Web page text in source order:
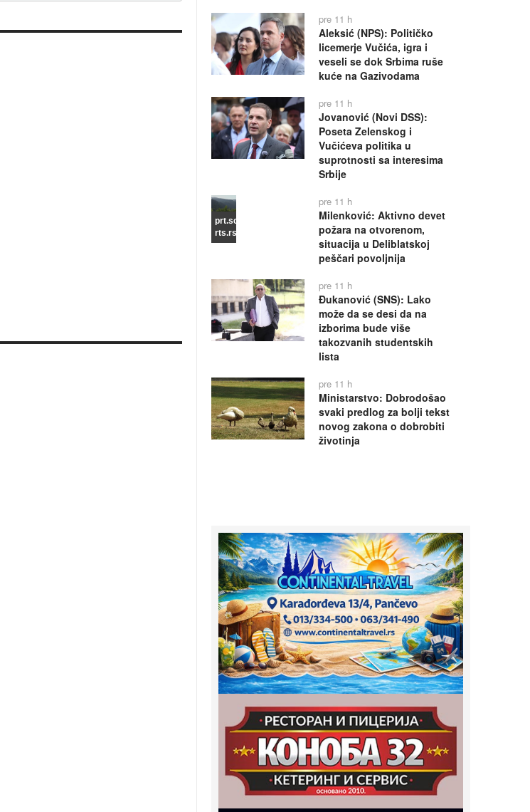
pre 11 h
Aleksić (NPS): Političko
licemerje Vučića, igra i
veseli se dok Srbima ruše
kuće na Gazivodama
pre 11 h
Jovanović (Novi DSS):
Poseta Zelenskog i
Vučićeva politika u
suprotnosti sa interesima
Srbije
prt.scr
rts.rs
pre 11 h
Milenković: Aktivno devet
požara na otvorenom,
situacija u Deliblatskoj
peščari povoljnija
pre 11 h
Đukanović (SNS): Lako
može da se desi da na
izborima bude više
takozvanih studentskih
lista
pre 11 h
Ministarstvo: Dobrodošao
svaki predlog za bolji tekst
novog zakona o dobrobiti
životinja